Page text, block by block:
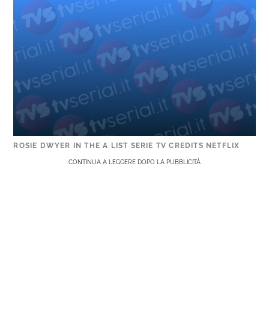
ROSIE DWYER IN THE A LIST SERIE TV CREDITS NETFLIX
CONTINUA A LEGGERE DOPO LA PUBBLICITÀ